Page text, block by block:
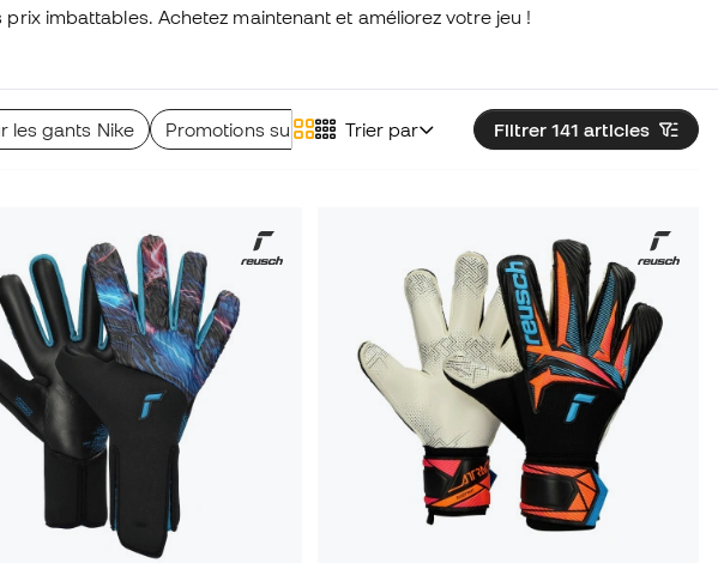
imbattables. Achetez maintenant et améliorez votre jeu !
Filtrer 141 articles
Trier par
les gants Nike Promotions sur les gants Rinat